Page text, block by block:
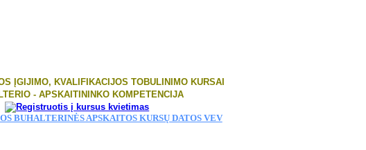
ĮGIJIMO, KVALIFIKACIJOS TOBULINIMO KURSAI
- APSKAITININKO KOMPETENCIJA